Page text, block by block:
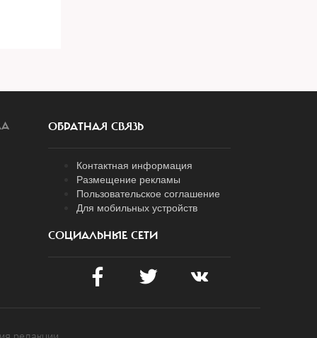
ОБРАТНАЯ СВЯЗЬ
Контактная информация
Размещение рекламы
Пользовательское соглашение
Для мобильных устройств
СОЦИАЛЬНЫЕ СЕТИ